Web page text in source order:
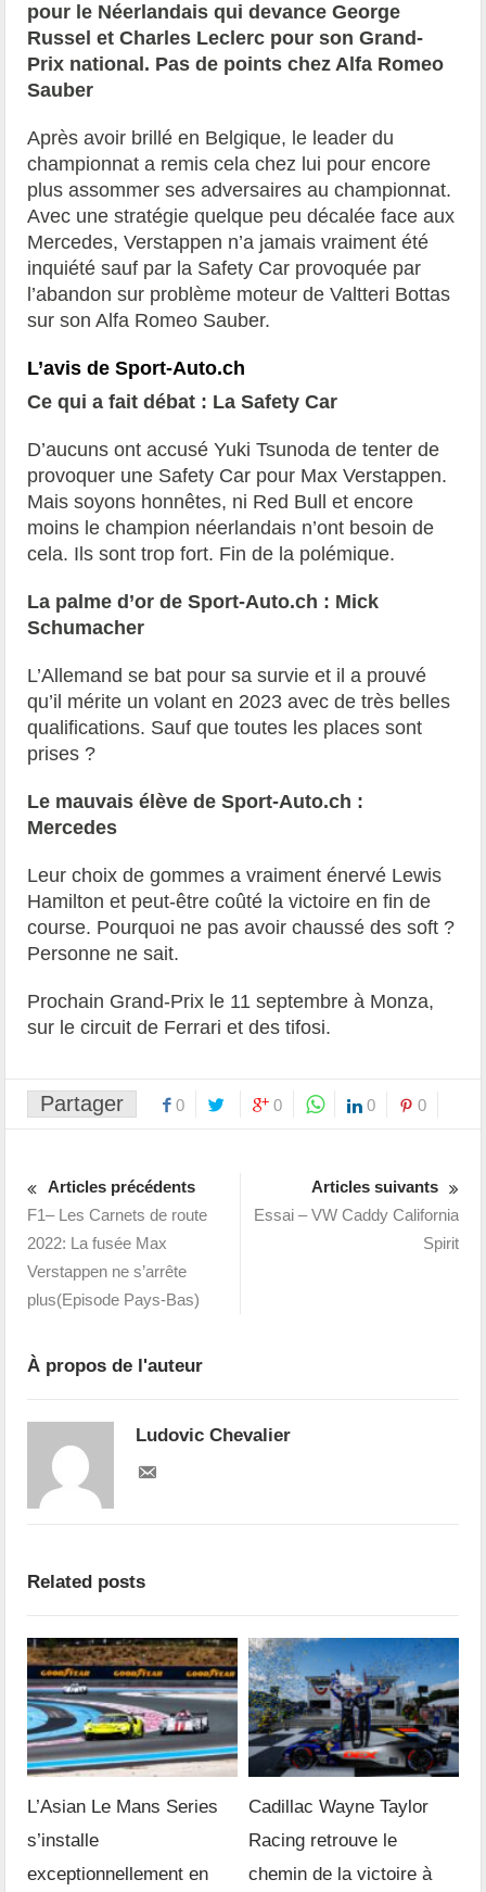
pour le Néerlandais qui devance George
Russel et Charles Leclerc pour son Grand-
Prix national. Pas de points chez Alfa Romeo
Sauber
Après avoir brillé en Belgique, le leader du
championnat a remis cela chez lui pour encore
plus assommer ses adversaires au championnat.
Avec une stratégie quelque peu décalée face aux
Mercedes, Verstappen n’a jamais vraiment été
inquiété sauf par la Safety Car provoquée par
l’abandon sur problème moteur de Valtteri Bottas
sur son Alfa Romeo Sauber.
L’avis de Sport-Auto.ch
Ce qui a fait débat : La Safety Car
D’aucuns ont accusé Yuki Tsunoda de tenter de
provoquer une Safety Car pour Max Verstappen.
Mais soyons honnêtes, ni Red Bull et encore
moins le champion néerlandais n’ont besoin de
cela. Ils sont trop fort. Fin de la polémique.
La palme d’or de Sport-Auto.ch : Mick
Schumacher
L’Allemand se bat pour sa survie et il a prouvé
qu’il mérite un volant en 2023 avec de très belles
qualifications. Sauf que toutes les places sont
prises ?
Le mauvais élève de Sport-Auto.ch :
Mercedes
Leur choix de gommes a vraiment énervé Lewis
Hamilton et peut-être coûté la victoire en fin de
course. Pourquoi ne pas avoir chaussé des soft ?
Personne ne sait.
Prochain Grand-Prix le 11 septembre à Monza,
sur le circuit de Ferrari et des tifosi.
Partager 0 0 0 0
Articles précédents
F1– Les Carnets de route
2022: La fusée Max
Verstappen ne s’arrête
plus(Episode Pays-Bas)
Articles suivants
Essai – VW Caddy California
Spirit
À propos de l'auteur
Ludovic Chevalier
Related posts
L’Asian Le Mans Series
s’installe
exceptionnellement en
Cadillac Wayne Taylor
Racing retrouve le
chemin de la victoire à